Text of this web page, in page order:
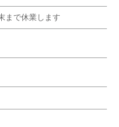
まで休業します